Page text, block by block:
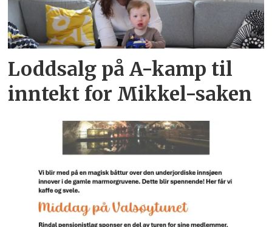
Loddsalg på A-kamp til
inntekt for Mikkel-saken